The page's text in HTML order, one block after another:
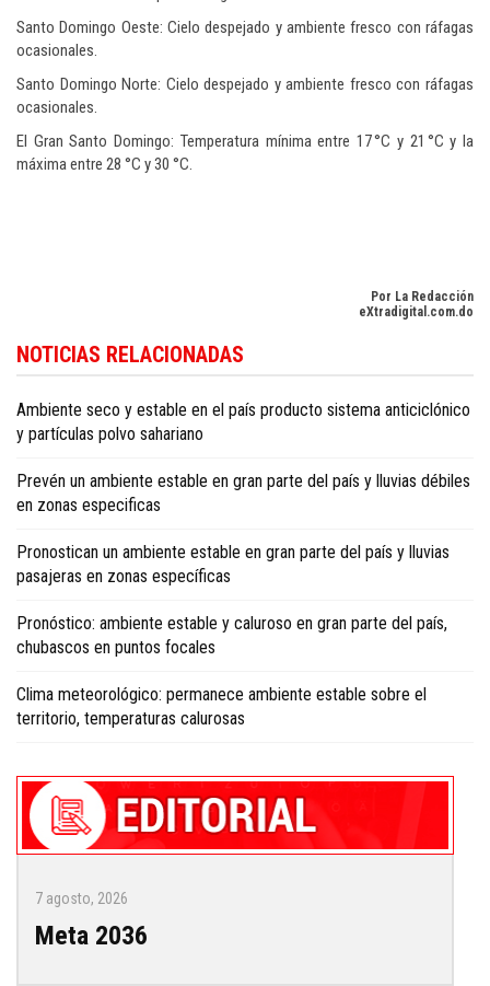
Santo Domingo Oeste: Cielo despejado y ambiente fresco con ráfagas
ocasionales.
Santo Domingo Norte: Cielo despejado y ambiente fresco con ráfagas
ocasionales.
El Gran Santo Domingo: Temperatura mínima entre 17 °C y 21 °C y la
máxima entre 28 °C y 30 °C.
Por La Redacción
eXtradigital.com.do
Republic news in English.
NOTICIAS RELACIONADAS
Ambiente seco y estable en el país producto sistema anticiclónico
y partículas polvo sahariano
Prevén un ambiente estable en gran parte del país y lluvias débiles
en zonas especificas
Pronostican un ambiente estable en gran parte del país y lluvias
pasajeras en zonas específicas
Pronóstico: ambiente estable y caluroso en gran parte del país,
chubascos en puntos focales
Clima meteorológico: permanece ambiente estable sobre el
territorio, temperaturas calurosas
7 agosto, 2026
Meta 2036